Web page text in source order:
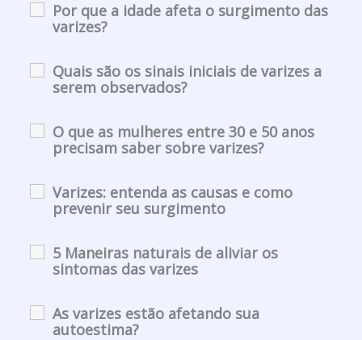
Por que a idade afeta o surgimento das
varizes?
Quais são os sinais iniciais de varizes a
serem observados?
O que as mulheres entre 30 e 50 anos
precisam saber sobre varizes?
Varizes: entenda as causas e como
prevenir seu surgimento
5 Maneiras naturais de aliviar os
sintomas das varizes
As varizes estão afetando sua
autoestima?